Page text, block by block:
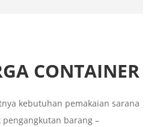
CONTAINER
kebutuhan pemakaian sarana
barang –